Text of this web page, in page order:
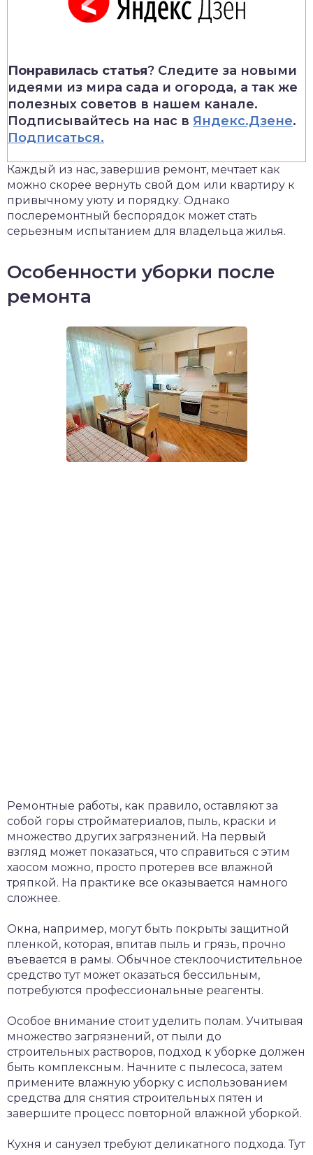
Понравилась статья? Следите за новыми
идеями из мира сада и огорода, а так же
полезных советов в нашем канале.
Подписывайтесь на нас в Яндекс.Дзене.
Подписаться.
Каждый из нас, завершив ремонт, мечтает как
можно скорее вернуть свой дом или квартиру к
привычному уюту и порядку. Однако
послеремонтный беспорядок может стать
серьезным испытанием для владельца жилья.
Особенности уборки после
ремонта
Ремонтные работы, как правило, оставляют за
собой горы стройматериалов, пыль, краски и
множество других загрязнений. На первый
взгляд может показаться, что справиться с этим
хаосом можно, просто протерев все влажной
тряпкой. На практике все оказывается намного
сложнее.
Окна, например, могут быть покрыты защитной
пленкой, которая, впитав пыль и грязь, прочно
въевается в рамы. Обычное стеклоочистительное
средство тут может оказаться бессильным,
потребуются профессиональные реагенты.
Особое внимание стоит уделить полам. Учитывая
множество загрязнений, от пыли до
строительных растворов, подход к уборке должен
быть комплексным. Начните с пылесоса, затем
примените влажную уборку с использованием
средства для снятия строительных пятен и
завершите процесс повторной влажной уборкой.
Кухня и санузел требуют деликатного подхода. Тут